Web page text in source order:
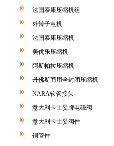
法国泰康压缩机组
外转子电机
法国泰康压缩机
美优乐压缩机
阿斯帕拉压缩机
丹佛斯商用全封闭压缩机
NARA软管接头
意大利卡士妥牌电磁阀
意大利卡士妥阀件
铜管件